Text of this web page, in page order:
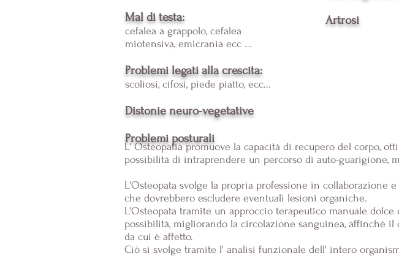
L' Osteopatia promuove la capacità di recupero del corpo,
possibilità di intraprendere un percorso di auto-guarigione,
L'Osteopata svolge la propria professione in collaborazione
che dovrebbero escludere eventuali lesioni organiche.
L'Osteopata tramite un approccio terapeutico manuale
possibilità, migliorando la circolazione sanguinea, affinchè
da cui è affetto.
Ciò si svolge tramite l' analisi funzionale dell' intero
Artrosi
Mal di testa:
cefalea a grappolo, cefalea
miotensiva, emicrania ecc ...
Problemi legati alla crescita:
scoliosi, cifosi, piede piatto, ecc...
Distonie neuro-vegetative
Problemi posturali